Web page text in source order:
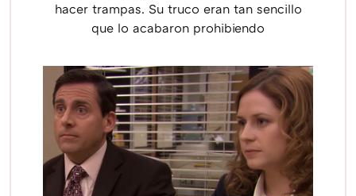
hacer trampas. Su truco eran tan sencillo
que lo acabaron prohibiendo